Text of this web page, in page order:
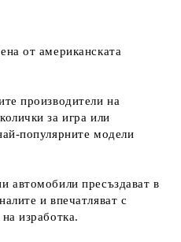
от американската
производители на
за игра или
популярните модели
автомобили пресъздават в
и впечатляват с
изработка.